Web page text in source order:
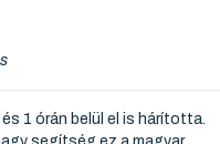
van otthon, ki merem hívni